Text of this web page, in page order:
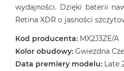
wydajności. Dzięki baterii
Retina XDR o jasności
Kod producenta: MX2J3ZE/A
Kolor obudowy: Gwiezdna
Data premiery modelu: Late